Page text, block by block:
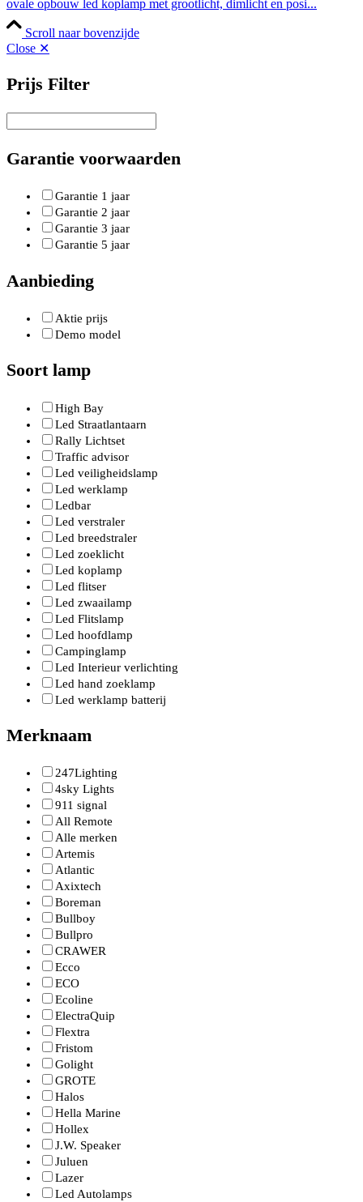
ovale opbouw led koplamp met grootlicht, dimlicht en posi...
Scroll naar bovenzijde
Close ✕
Prijs Filter
Garantie voorwaarden
Garantie 1 jaar
Garantie 2 jaar
Garantie 3 jaar
Garantie 5 jaar
Aanbieding
Aktie prijs
Demo model
Soort lamp
High Bay
Led Straatlantaarn
Rally Lichtset
Traffic advisor
Led veiligheidslamp
Led werklamp
Ledbar
Led verstraler
Led breedstraler
Led zoeklicht
Led koplamp
Led flitser
Led zwaailamp
Led Flitslamp
Led hoofdlamp
Campinglamp
Led Interieur verlichting
Led hand zoeklamp
Led werklamp batterij
Merknaam
247Lighting
4sky Lights
911 signal
All Remote
Alle merken
Artemis
Atlantic
Axixtech
Boreman
Bullboy
Bullpro
CRAWER
Ecco
ECO
Ecoline
ElectraQuip
Flextra
Fristom
Golight
GROTE
Halos
Hella Marine
Hollex
J.W. Speaker
Juluen
Lazer
Led Autolamps